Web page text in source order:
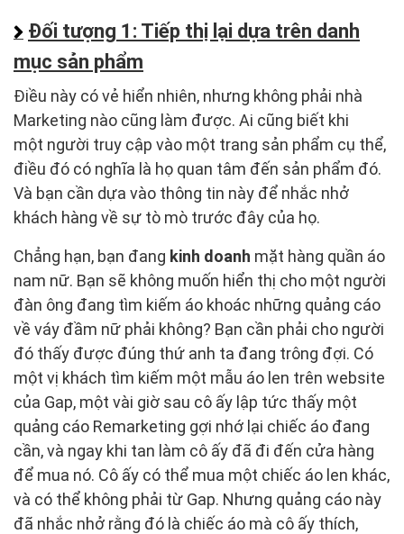
Đối tượng 1: Tiếp thị lại dựa trên danh
mục sản phẩm
Điều này có vẻ hiển nhiên, nhưng không phải nhà
Marketing nào cũng làm được. Ai cũng biết khi
một người truy cập vào một trang sản phẩm cụ thể,
điều đó có nghĩa là họ quan tâm đến sản phẩm đó.
Và bạn cần dựa vào thông tin này để nhắc nhở
khách hàng về sự tò mò trước đây của họ.
Chẳng hạn, bạn đang kinh doanh mặt hàng quần áo
nam nữ. Bạn sẽ không muốn hiển thị cho một người
đàn ông đang tìm kiếm áo khoác những quảng cáo
về váy đầm nữ phải không? Bạn cần phải cho người
đó thấy được đúng thứ anh ta đang trông đợi. Có
một vị khách tìm kiếm một mẫu áo len trên website
của Gap, một vài giờ sau cô ấy lập tức thấy một
quảng cáo Remarketing gợi nhớ lại chiếc áo đang
cần, và ngay khi tan làm cô ấy đã đi đến cửa hàng
để mua nó. Cô ấy có thể mua một chiếc áo len khác,
và có thể không phải từ Gap. Nhưng quảng cáo này
đã nhắc nhở rằng đó là chiếc áo mà cô ấy thích,